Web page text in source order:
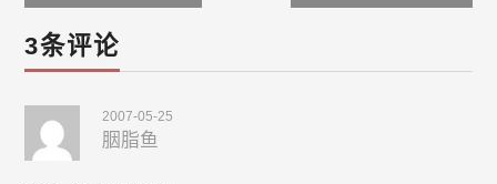
navigation
3条评论
2007-05-25
胭脂鱼